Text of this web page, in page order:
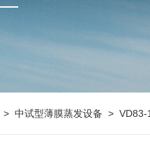
中试型薄膜蒸发设备 > VD83-